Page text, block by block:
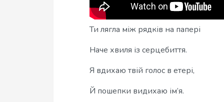
Ти лягла між рядків на папері
Наче хвиля із серцебиття.
Я вдихаю твій голос в етері,
Й пошепки видихаю ім’я.